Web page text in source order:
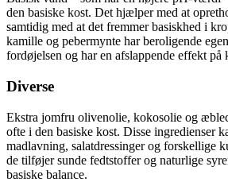
den basiske kost. Det hjælper med at
samtidig med at det fremmer basiskhed i
kamille og pebermynte har beroligende
fordøjelsen og har en afslappende effekt på
Diverse
Ekstra jomfru olivenolie, kokosolie og
ofte i den basiske kost. Disse ingredienser
madlavning, salatdressinger og forskellige
de tilføjer sunde fedtstoffer og naturlige
basiske balance.